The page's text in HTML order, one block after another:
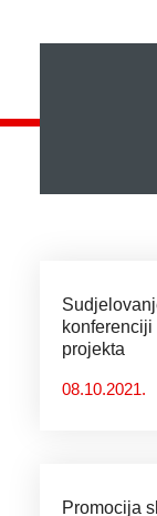
projekta
08.10.2021.
Promocija